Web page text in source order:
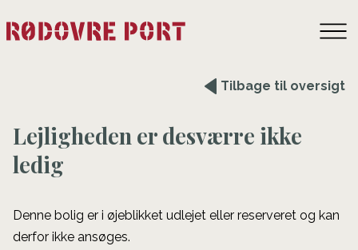
Tilbage til oversigt
Lejligheden er desværre ikke
ledig
Denne bolig er i øjeblikket udlejet eller reserveret og kan
derfor ikke ansøges.